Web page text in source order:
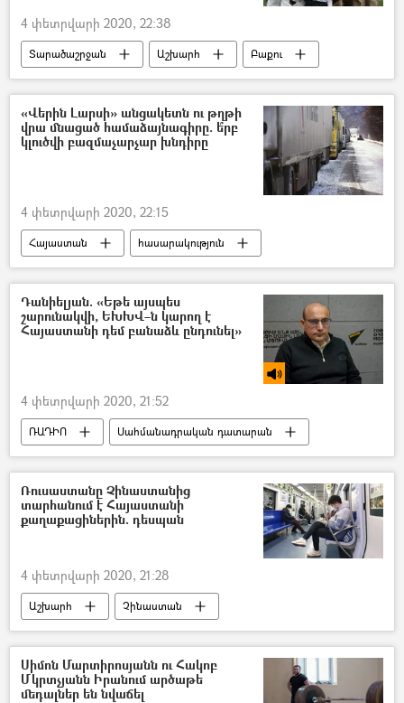
4 փետրվարի 2020, 22:38
Տարածաշրջան Աշխարհ
Բաքու
հայ
ֆուտբոլիստ
գերեզման
մայր
«Վերին Լարսի» անցակետն ու թղթի
վրա մնացած համաձայնագիրը. ե՞րբ
կլուծվի բազմաչարչար խնդիրը
4 փետրվարի 2020, 22:15
Հայաստան
հասարակություն
Վերին Լարս
քննարկում
համաձայնագիր
Դանիելյան. «Եթե այսպես
շարունակվի, ԵԽԽՎ–ն կարող է
Հայաստանի դեմ բանաձև ընդունել»
4 փետրվարի 2020, 21:52
ՌԱԴԻՈ
Սահմանադրական դատարան
Ստեփան Դանիելյան
Ռուսաստանը Չինաստանից
տարհանում է Հայաստանի
քաղաքացիներին. դեսպան
4 փետրվարի 2020, 21:28
Աշխարհ
Չինաստան
կորոնավիրուս
Կորոնավիրուսը աշխարհում
Սիմոն Մարտիրոսյանն ու Հակոբ
Մկրտչյանն Իրանում արծաթե
մեդալներ են նվաճել